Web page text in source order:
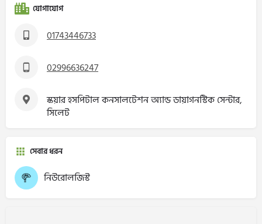
যোগাযোগ
01743446733
02996636247
স্কয়ার হসপিটাল কনসালটেশন অ্যান্ড ডায়াগনস্টিক সেন্টার,
সিলেট
সেবার ধরন
নিউরোলজিস্ট